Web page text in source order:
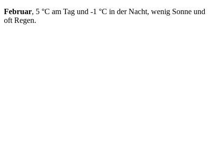
Februar, 5 °C am Tag und -1 °C in der Nacht, wenig Sonne und
oft Regen.